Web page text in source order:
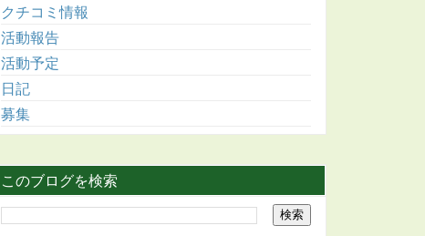
クチコミ情報
活動報告
活動予定
日記
募集
このブログを検索